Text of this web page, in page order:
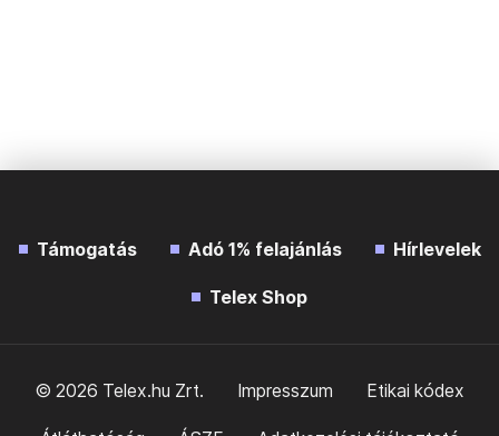
Támogatás Adó 1% felajánlás Hírlevelek
Telex Shop
© 2026 Telex.hu Zrt. Impresszum Etikai kódex